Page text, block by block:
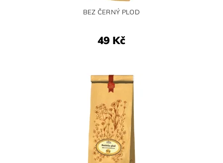
BEZ ČERNÝ PLOD
49 Kč